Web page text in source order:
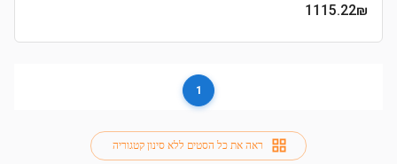
1115.22₪
1
ראה את כל הסטים ללא סינון קטגוריה